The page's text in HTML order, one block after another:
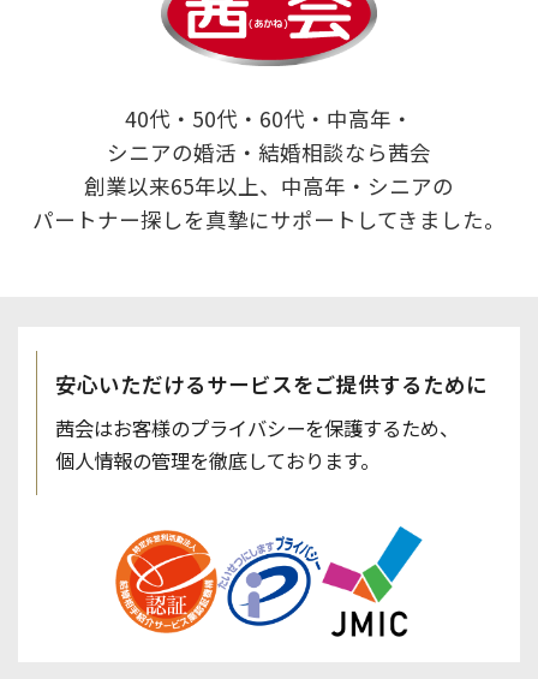
40代・50代・60代・中高年・
シニアの婚活・結婚相談なら茜会
創業以来65年以上、中高年・シニアの
パートナー探しを真摯にサポートしてきました。
安心いただけるサービスをご提供するために
茜会はお客様のプライバシーを保護するため、
個人情報の管理を徹底しております。